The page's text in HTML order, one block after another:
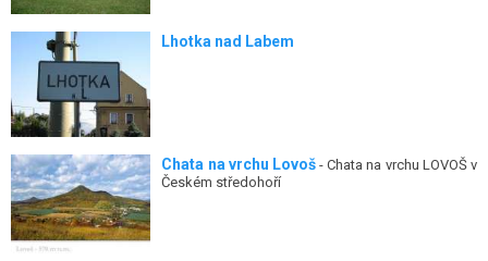
Lhotka nad Labem
Chata na vrchu Lovoš- Chata na vrchu LOVOŠ v
Českém středohoří